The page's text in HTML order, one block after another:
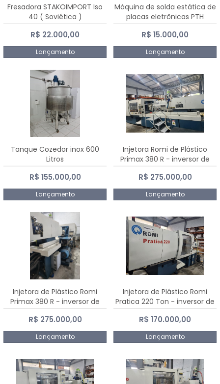
Fresadora STAKOIMPORT Iso
40 ( Soviética )
R$ 22.000,00
Lançamento
Máquina de solda estática de
placas eletrônicas PTH
DIALSAT
R$ 15.000,00
Lançamento
Tanque Cozedor inox 600
Litros
R$ 155.000,00
Lançamento
Injetora Romi de Plástico
Primax 380 R - inversor de
frequência NR 12 - 2008
R$ 275.000,00
Lançamento
Injetora de Plástico Romi
Primax 380 R - inversor de
frequência NR 12
R$ 275.000,00
Lançamento
Injetora de Plástico Romi
Pratica 220 Ton - inversor de
frequência NR 12
R$ 170.000,00
Lançamento